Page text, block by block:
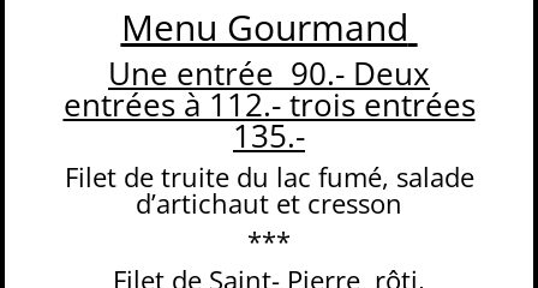
Menu Gourmand
Une entrée 90.- Deux
entrées à 112.- trois entrées
135.-
Filet de truite du lac fumé, salade
d’artichaut et cresson
***
Filet de Saint- Pierre rôti,